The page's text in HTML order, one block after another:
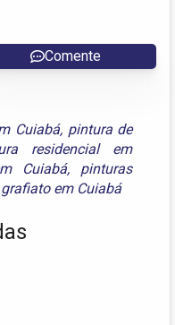
Comente
Cuiabá, pintura de
residencial em
Cuiabá, pinturas
em Cuiabá